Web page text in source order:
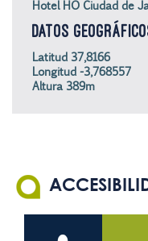
Hotel HO Ciudad de
DATOS
Latitud 37,8166
Longitud -3,768557
Altura 389m